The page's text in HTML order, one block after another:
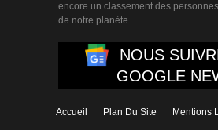
encore un classement des
de notre planète.
NOUS
GOOGLE
Accueil Plan Du Site Mentions